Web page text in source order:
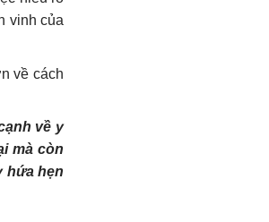
vinh của
về cách
về y
mà còn
hứa hẹn